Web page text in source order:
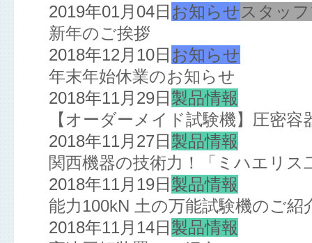
2019年01月04日 お知らせ スタッ
新年のご挨拶
2018年12月10日 お知らせ
年末年始休業のお知らせ
2018年11月29日 製品情報
【オーダーメイド試験機】圧密
2018年11月27日 製品情報
関西機器の技術力！「ミハエリ
2018年11月19日 製品情報
能力100kN 土の万能試験機のご紹
2018年11月14日 製品情報